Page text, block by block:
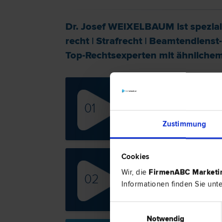
Zustimmung
Cookies
Wir, die FirmenABC
Informationen finden Sie
Notwendig
Dr. Josef WEIXELBAUM ist
recht | Straf­recht |
Top-Rechtsexperten mit
01
02